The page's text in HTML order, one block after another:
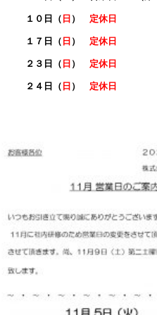
日（ 日 ） 定休日
日（ 日 ） 定休日
日（ 日 ） 定休日
日（ 日 ） 定休日